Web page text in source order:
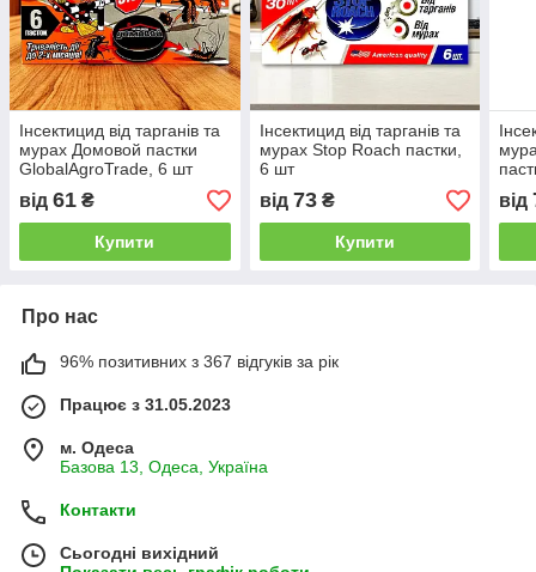
Інсектицид від тарганів та
мурах Домовой пастки
GlobalAgroTrade, 6 шт
від 61 ₴
Купити
Інсектицид від тарганів та
мурах Stop Roаch пастки,
6 шт
від 73₴
Купити
від
Про нас
96% позитивних з 367 відгуків за рік
Працює з 31.05.2023
м. Одеса
Базова 13, Одеса, Україна
Контакти
Сьогодні вихідний